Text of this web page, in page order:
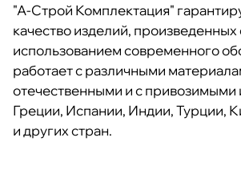
"А-Строй Комплектация"
качество изделий, произведенных
использованием современного
работает с различными
отечественными и с привозимыми
Греции, Испании, Индии, Турции,
и других стран.